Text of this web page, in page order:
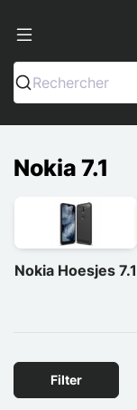
Rechercher
Nokia 7.1
Nokia Hoesjes 7.1
Filter